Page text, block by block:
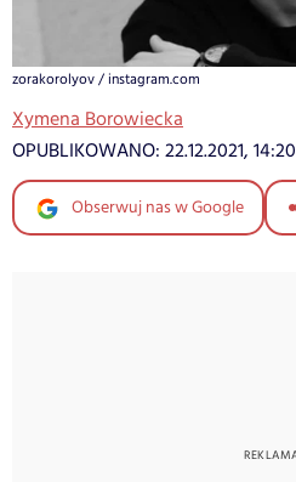
zorakorolyov / instagram.com
Xymena Borowiecka
OPUBLIKOWANO: 22.12.2021, 14:20
Obserwuj nas w Google